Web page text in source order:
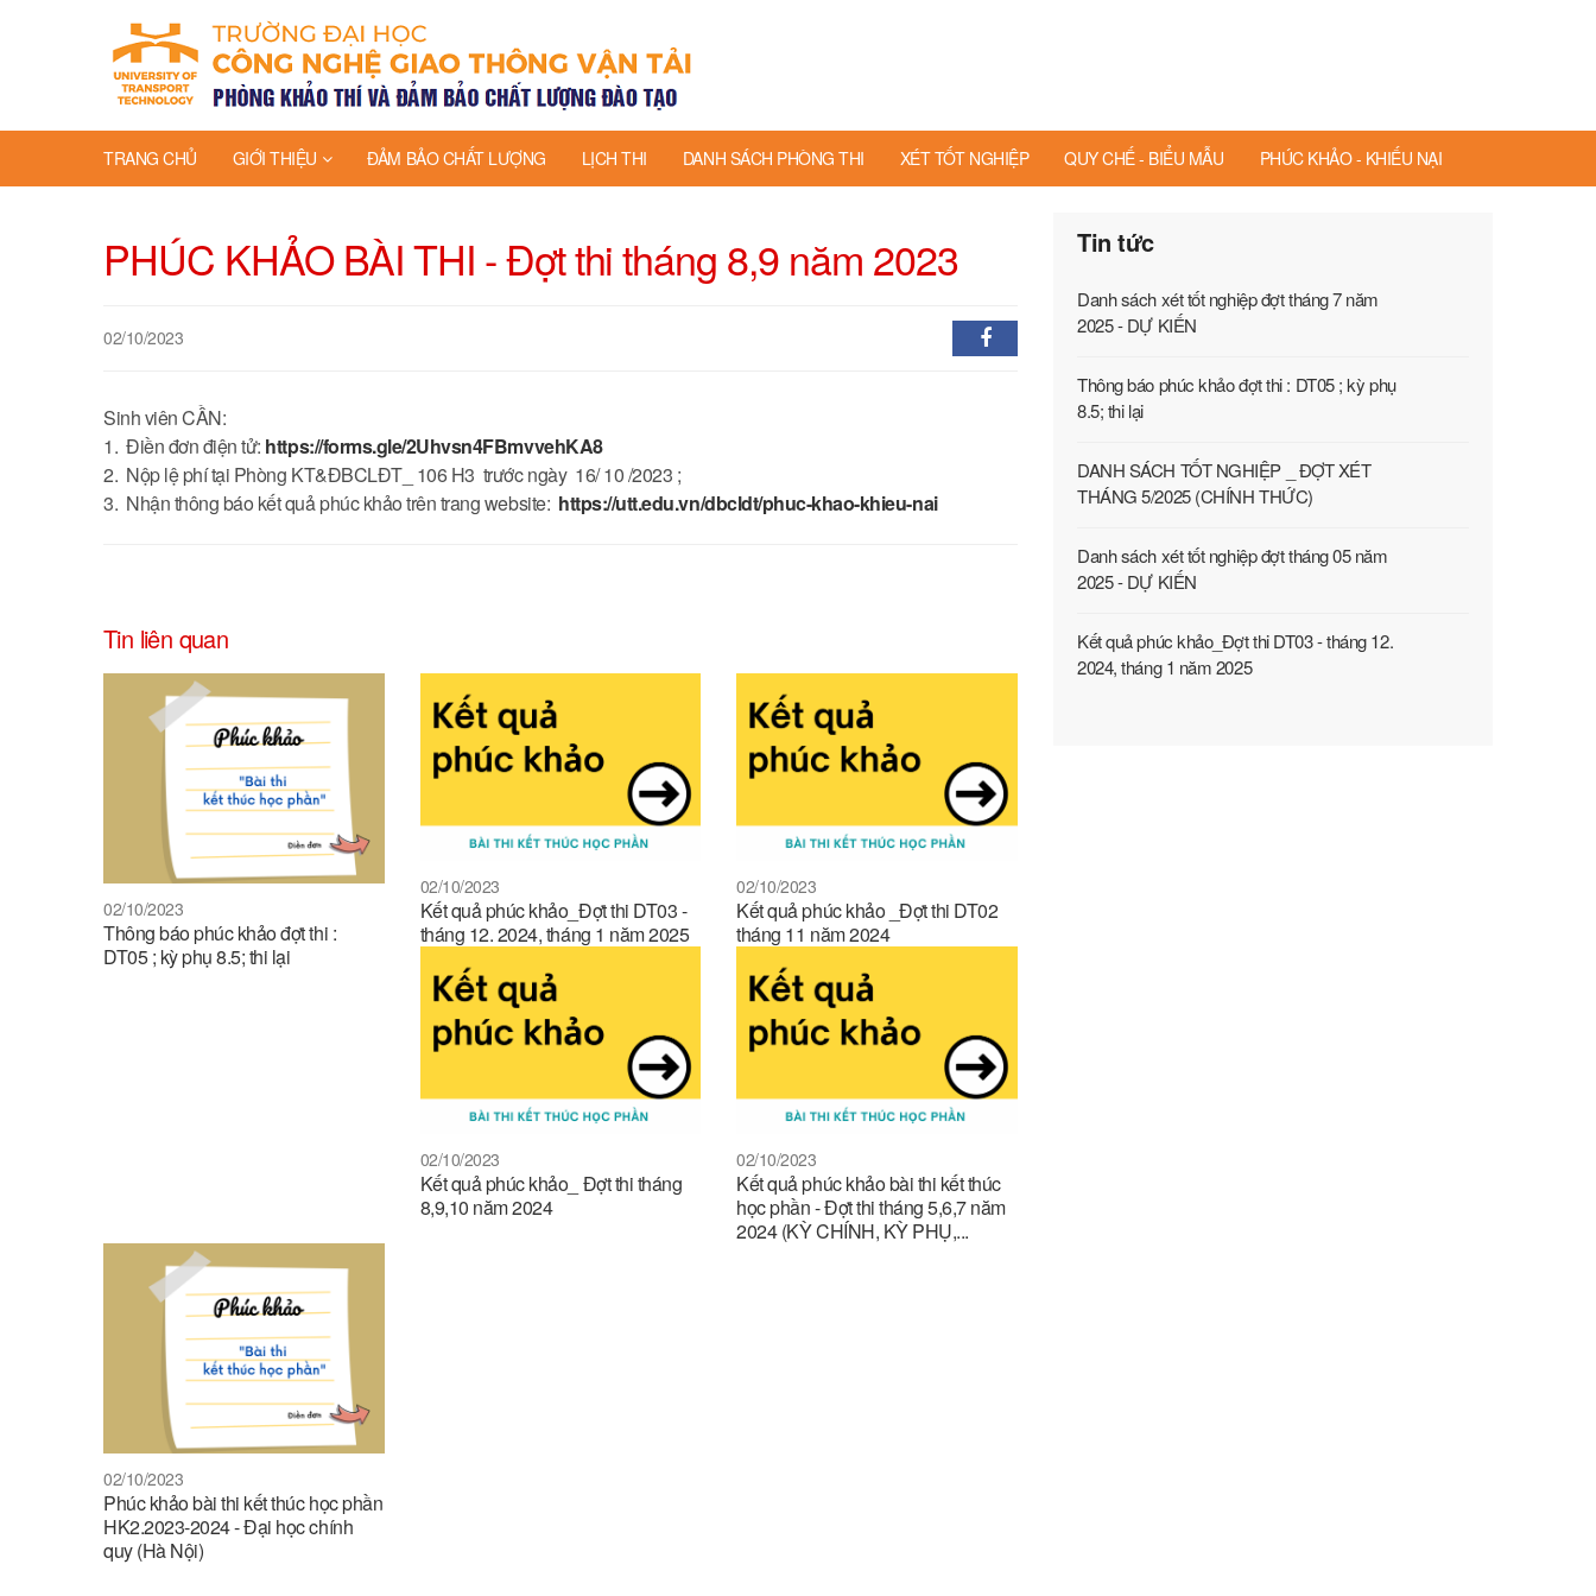
TRANG CHỦ GIỚI THIỆU ĐẢM BẢO CHẤT LƯỢNG LỊCH THI DANH SÁCH PHÒNG THI XÉT TỐT NGHIỆP QUY CHẾ - BIỂU MẪU PHÚC KHẢO - KHIẾU NẠI
PHÚC KHẢO BÀI THI - Đợt thi tháng 8,9 năm 2023
02/10/2023
Sinh viên CẦN:
1. Điền đơn điện tử: https://forms.gle/2Uhvsn4FBmvvehKA8
2. Nộp lệ phí tại Phòng KT&ĐBCLĐT_ 106 H3 trước ngày 16/ 10 /2023 ;
3. Nhận thông báo kết quả phúc khảo trên trang website: https://utt.edu.vn/dbcldt/phuc-khao-khieu-nai
Tin liên quan
02/10/2023
Thông báo phúc khảo đợt thi :
DT05 ; kỳ phụ 8.5; thi lại
02/10/2023
Kết quả phúc khảo_Đợt thi DT03 -
tháng 12. 2024, tháng 1 năm 2025
02/10/2023
Kết quả phúc khảo _Đợt thi DT02
tháng 11 năm 2024
02/10/2023
Kết quả phúc khảo_ Đợt thi tháng
8,9,10 năm 2024
02/10/2023
Kết quả phúc khảo bài thi kết thúc
học phần - Đợt thi tháng 5,6,7 năm
2024 (KỲ CHÍNH, KỲ PHỤ,...
02/10/2023
Phúc khảo bài thi kết thúc học phần
HK2.2023-2024 - Đại học chính
quy (Hà Nội)
Tin tức
Danh sách xét tốt nghiệp đợt tháng 7 năm
2025 - DỰ KIẾN
Thông báo phúc khảo đợt thi : DT05 ; kỳ phụ
8.5; thi lại
DANH SÁCH TỐT NGHIỆP _ ĐỢT XÉT
THÁNG 5/2025 (CHÍNH THỨC)
Danh sách xét tốt nghiệp đợt tháng 05 năm
2025 - DỰ KIẾN
Kết quả phúc khảo_Đợt thi DT03 - tháng 12.
2024, tháng 1 năm 2025